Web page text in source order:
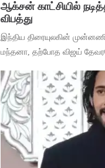
ஆக்சன் காட்சியில்
விபத்து
இந்திய திரையுலகின்
மந்தனா, தற்போத விஜய்
முக்கியத்துவம் கொண்ட